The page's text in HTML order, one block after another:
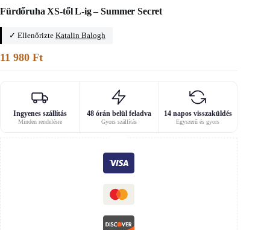
Fürdőruha XS-től L-ig – Summer Secret
✓ Ellenőrizte Katalin Balogh
11 980 Ft
Ingyenes szállítás
Minden rendelésre
48 órán belül feladva
Gyors szállítás
14 napos visszaküldés
Egyszerű és gyors